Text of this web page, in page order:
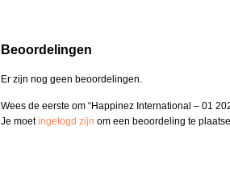
Beoordelingen
Er zijn nog geen beoordelingen.
Wees de eerste om “Happinez International – 01
Je moetingelogd zijn om een beoordeling te